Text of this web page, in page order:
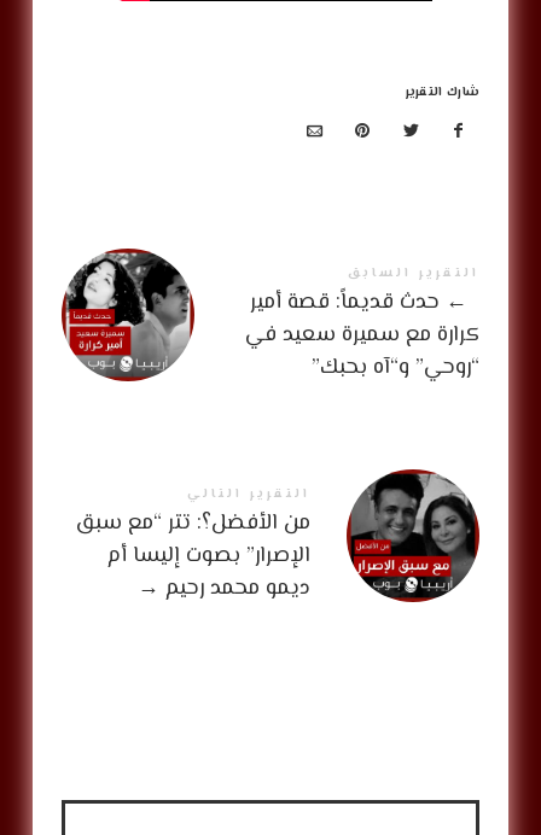
شارك التقرير
التقرير السابق
← حدث قديماً: قصة أمير
كرارة مع سميرة سعيد في
“روحي” و“آه بحبك”
التقرير التالي
من الأفضل؟: تتر “مع سبق
الإصرار” بصوت إليسا أم
ديمو محمد رحيم →